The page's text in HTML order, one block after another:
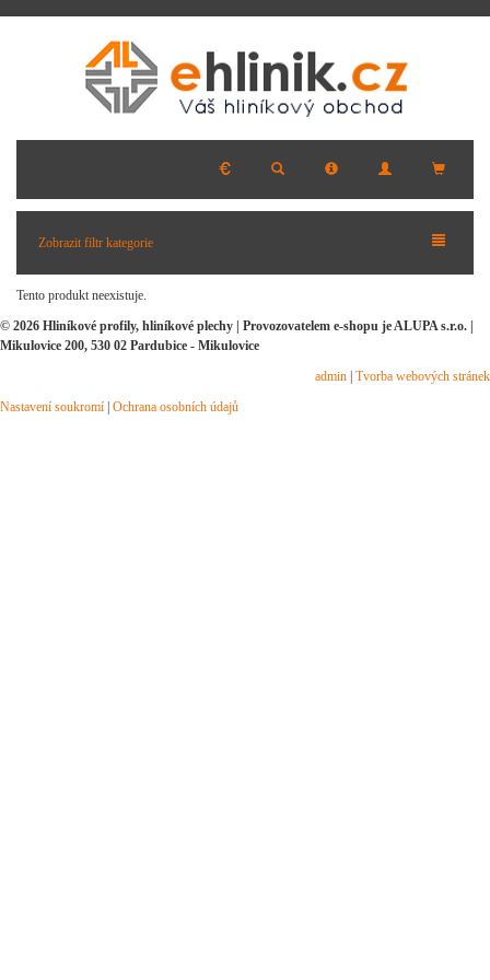
Zobrazit filtr kategorie
Tento produkt neexistuje.
© 2026 Hliníkové profily, hliníkové plechy | Provozovatelem e-shopu je ALUPA s.r.o. |
Mikulovice 200, 530 02 Pardubice - Mikulovice
admin Tvorba webových stránek
Nastavení soukromí Ochrana osobních údajů